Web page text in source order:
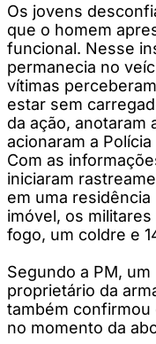
Os jovens
que o homem
funcional. Nesse
permanecia no
vítimas
estar sem
da ação, anotaram
acionaram a Polícia
Com as
iniciaram
em uma
imóvel, os
fogo, um coldre e
Segundo a PM,
proprietário da
também confirmou
no momento da